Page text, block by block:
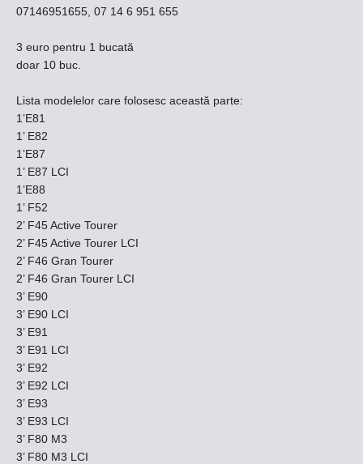
07146951655, 07 14 6 951 655
3 euro pentru 1 bucată
doar 10 buc.
Lista modelelor care folosesc această parte:
1’E81
1’ E82
1’E87
1’ E87 LCI
1’E88
1’ F52
2’ F45 Active Tourer
2’ F45 Active Tourer LCI
2’ F46 Gran Tourer
2’ F46 Gran Tourer LCI
3’ E90
3’ E90 LCI
3’ E91
3’ E91 LCI
3’ E92
3’ E92 LCI
3’ E93
3’ E93 LCI
3’ F80 M3
3’ F80 M3 LCI